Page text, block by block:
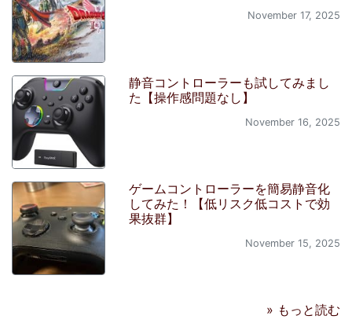
November 17, 2025
静音コントローラーも試してみまし
た【操作感問題なし】
November 16, 2025
ゲームコントローラーを簡易静音化
してみた！【低リスク低コストで効
果抜群】
November 15, 2025
» もっと読む